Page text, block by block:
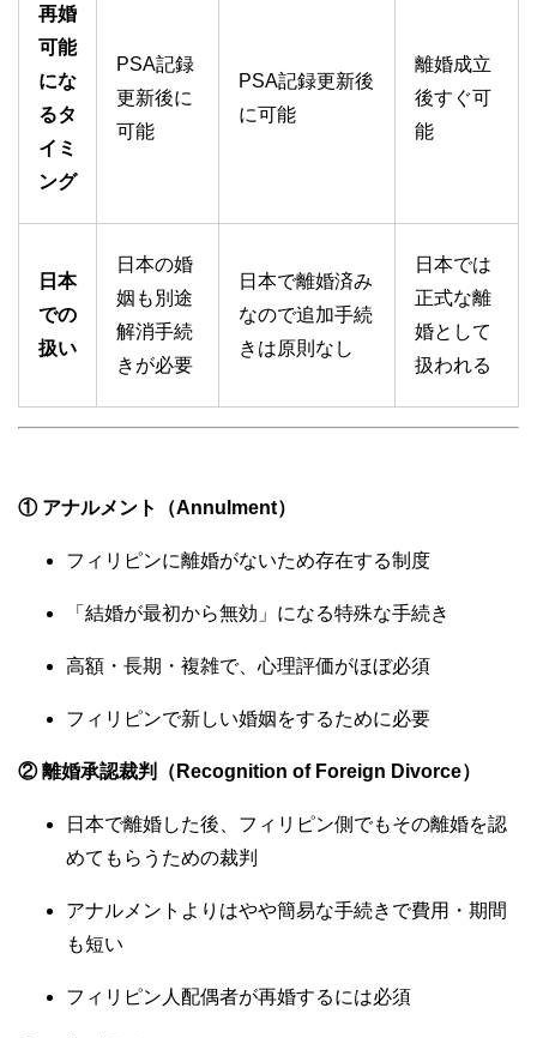
再婚
可能
にな
るタ
イミ
ング
PSA記録
更新後に
可能
PSA記録更新後
に可能
離婚成立
後すぐ可
能
日本
での
扱い
日本の婚
姻も別途
解消手続
きが必要
日本で離婚済み
なので追加手続
きは原則なし
日本では
正式な離
婚として
扱われる
① アナルメント（Annulment）
フィリピンに離婚がないため存在する制度
「結婚が最初から無効」になる特殊な手続き
高額・長期・複雑で、心理評価がほぼ必須
フィリピンで新しい婚姻をするために必要
② 離婚承認裁判（Recognition of Foreign Divorce）
日本で離婚した後、フィリピン側でもその離婚を認
めてもらうための裁判
アナルメントよりはやや簡易な手続きで費用・期間
も短い
フィリピン人配偶者が再婚するには必須